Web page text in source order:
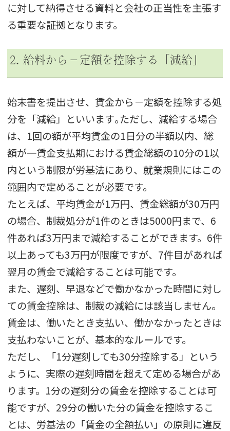
に対して納得させる資料と会社の正当性を主張す
る重要な証拠となります。
2. 給料から－定額を控除する「減給」
始末書を提出させ、賃金から－定額を控除する処
分を「減給」といいます｡ただし、減給する場合
は、1回の額が平均賃金の1日分の半額以内、総
額が一賃金支払期における賃金総額の10分の1以
内という制限が労基法にあり、就業規則にはこの
範囲内で定めることが必要です。
たとえば、平均賃金が1万円、賃金総額が30万円
の場合、制裁処分が1件のときは5000円まで、6
件あれば3万円まで減給することができます。6件
以上あっても3万円が限度ですが、7件目があれば
翌月の賃金で減給することは可能です。
また、遅刻、早退などで働かなかった時間に対し
ての賃金控除は、制裁の減給には該当しません。
賃金は、働いたとき支払い、働かなかったときは
支払わないことが、基本的なルールです。
ただし、「1分遅刻しても30分控除する」という
ように、実際の遅刻時間を超えて定める場合があ
ります。1分の遅刻分の賃金を控除することは可
能ですが、29分の働いた分の賃金を控除するこ
とは、労基法の「賃金の全額払い」の原則に違反